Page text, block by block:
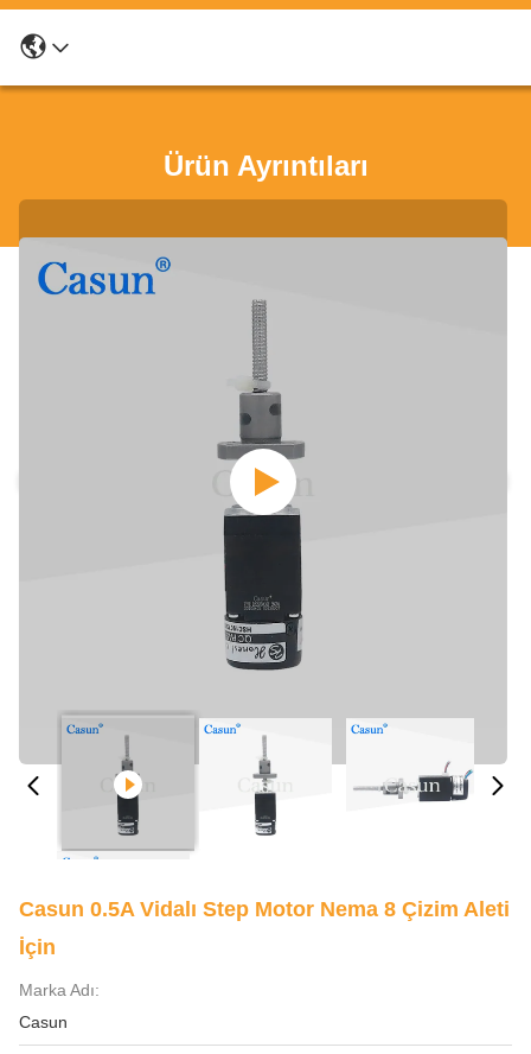
Ürün Ayrıntıları
Casun 0.5A Vidalı Step Motor Nema 8 Çizim Aleti
İçin
Marka Adı:
Casun